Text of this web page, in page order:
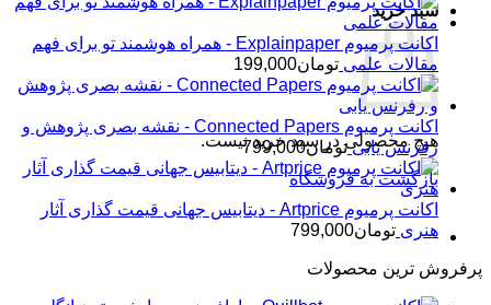
سبد خرید
هیچ محصولی در سبد خرید نیست.
بازگشت به فروشگاه
اکانت پرمیوم Explainpaper - همراه هوشمند تو برای فهم
مقالات علمی تومان199,000
اکانت پرمیوم Connected Papers - نقشه بصری پژوهش و
رفرنس یابی تومان799,000
اکانت پرمیوم Artprice - دیتابیس جهانی قیمت ‌گذاری آثار
هنری تومان799,000
پرفروش ترین محصولات